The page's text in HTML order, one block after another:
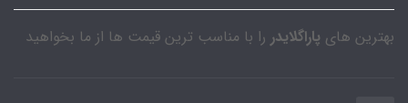
بهترین های پاراگلایدر را با مناسب ترین قیمت ها از ما بخواهید